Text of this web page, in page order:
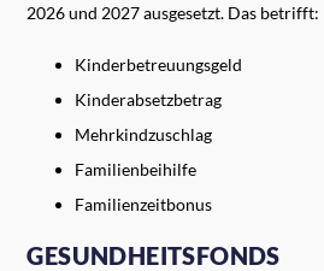
2026 und 2027 ausgesetzt. Das betrifft:
Kinderbetreuungsgeld
Kinderabsetzbetrag
Mehrkindzuschlag
Familienbeihilfe
Familienzeitbonus
GESUNDHEITSFONDS